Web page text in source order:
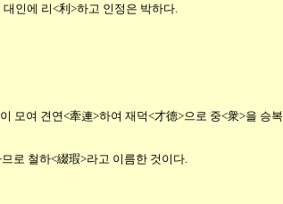
인에 리<利>하고 인정은 박하다.
모여 견연<牽連>하여 재덕<才德>으로 중<衆>을 승복
로 철하<綴瑕>라고 이름한 것이다.